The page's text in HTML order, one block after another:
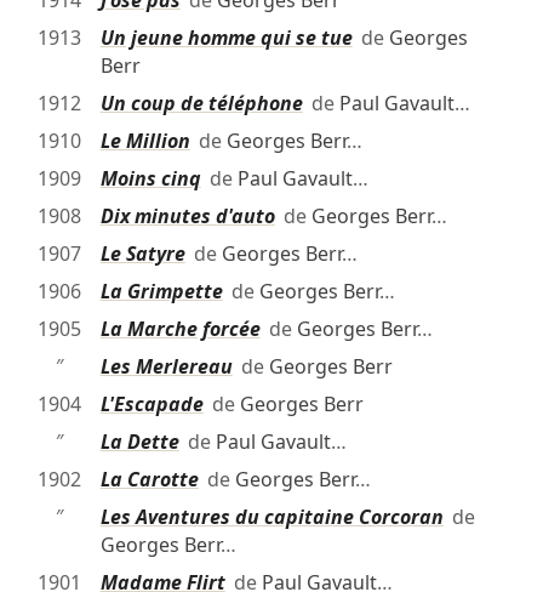
1913
Un jeune homme qui se tuede Georges
Berr
1912
Un coup de téléphonede Paul Gavault…
1910
Le Million de Georges Berr…
1909
Moins cinqde Paul Gavault…
1908
Dix minutes d'autode Georges Berr…
1907
Le Satyrede Georges Berr…
1906
La Grimpettede Georges Berr…
1905
La Marche forcéede Georges Berr…
″
Les Merlereaude Georges Berr
1904
L'Escapadede Georges Berr
″
La Dettede Paul Gavault…
1902
La Carottede Georges Berr…
″
Les Aventures du capitaine Corcoran de
Georges Berr…
1901
Madame Flirtde Paul Gavault…